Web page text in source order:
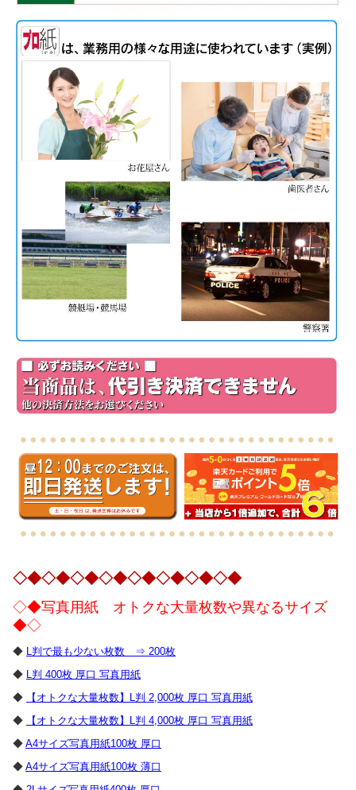
◇◆◇◆◇◆◇◆◇◆◇◆◇◆◇◆
◇◆写真用紙 オトクな大量枚数や異なるサイズ
◆◇
◆
L判で最も少ない枚数 ⇒ 200枚
◆
L判 400枚 厚口 写真用紙
◆
【オトクな大量枚数】L判 2,000枚 厚口 写真用紙
◆
【オトクな大量枚数】L判 4,000枚 厚口 写真用紙
◆ A4サイズ写真用紙100枚 厚口
◆ A4サイズ写真用紙100枚 薄口